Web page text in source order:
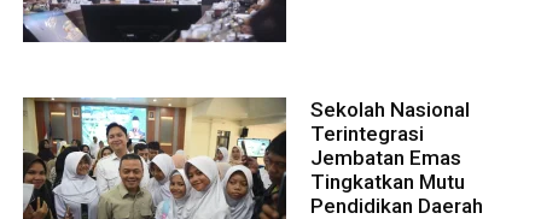
Sekolah Nasional
Terintegrasi
Jembatan Emas
Tingkatkan Mutu
Pendidikan Daerah